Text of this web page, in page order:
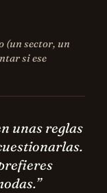
(un sector, un
si ese
unas reglas